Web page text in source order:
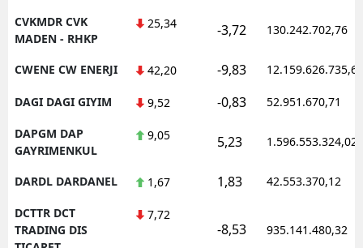
CVKMDR CVK
MADEN - RHKP
25,34 -3,72 130.242.702,76
CWENE CW ENERJI 42,20 -9,83 12.159.626.735,62
DAGI DAGI GIYIM 9,52 -0,83 52.951.670,71
DAPGM DAP
GAYRIMENKUL
9,05 5,23 1.596.553.324,02
DARDL DARDANEL 1,67 1,83 42.553.370,12
DCTTR DCT
TRADING DIS
7,72
-8,53 935.141.480,32